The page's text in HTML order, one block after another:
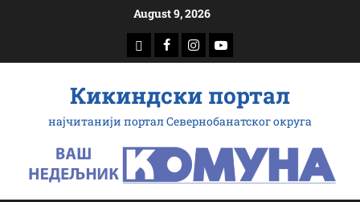
August 9, 2026
доwнлоад
Фацебоок
Инстаграм
Yоутубе
Кикиндски портал
најчитанији портал Севернобанатског округа